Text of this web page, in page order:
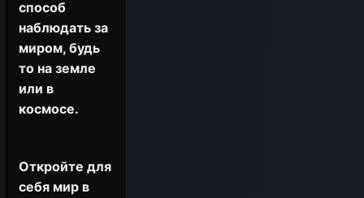
способ
наблюдать за
миром, будь
то на земле
или в
космосе.
Откройте для
себя мир в